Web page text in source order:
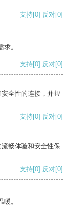
支持[0] 反对[0]
。
支持[0] 反对[0]
全性的连接，并帮
支持[0] 反对[0]
畅体验和安全性保
支持[0] 反对[0]
。